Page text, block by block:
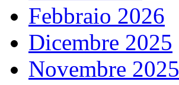
Febbraio 2026
Dicembre 2025
Novembre 2025